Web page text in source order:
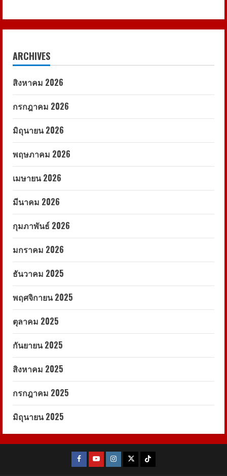
ARCHIVES
สิงหาคม 2026
กรกฎาคม 2026
มิถุนายน 2026
พฤษภาคม 2026
เมษายน 2026
มีนาคม 2026
กุมภาพันธ์ 2026
มกราคม 2026
ธันวาคม 2025
พฤศจิกายน 2025
ตุลาคม 2025
กันยายน 2025
สิงหาคม 2025
กรกฎาคม 2025
มิถุนายน 2025
Facebook
YoutubeInstagram
X Tiktok